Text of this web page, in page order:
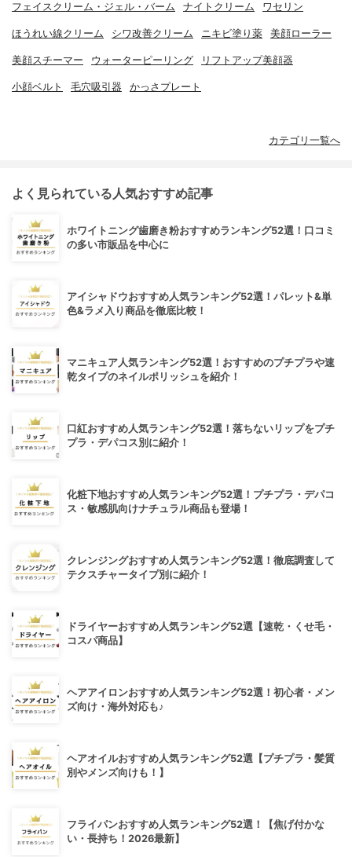
フェイスクリーム・ジェル・バーム ナイトクリーム ワセリン
ほうれい線クリーム シワ改善クリーム ニキビ塗り薬 美顔ローラー
美顔スチーマー ウォーターピーリング リフトアップ美顔器
小顔ベルト 毛穴吸引器 かっさプレート
カテゴリ一覧へ
よく見られている人気おすすめ記事
ホワイトニング歯磨き粉おすすめランキング52選！口コミ
の多い市販品を中心に
アイシャドウおすすめ人気ランキング52選！パレット&単
色&ラメ入り商品を徹底比較！
マニキュア人気ランキング52選！おすすめのプチプラや速
乾タイプのネイルポリッシュを紹介！
口紅おすすめ人気ランキング52選！落ちないリップをプチ
プラ・デパコス別に紹介！
化粧下地おすすめ人気ランキング52選！プチプラ・デパコ
ス・敏感肌向けナチュラル商品も登場！
クレンジングおすすめ人気ランキング52選！徹底調査して
テクスチャータイプ別に紹介！
ドライヤーおすすめ人気ランキング52選【速乾・くせ毛・
コスパ商品】
ヘアアイロンおすすめ人気ランキング52選！初心者・メン
ズ向け・海外対応も♪
ヘアオイルおすすめ人気ランキング52選【プチプラ・髪質
別やメンズ向けも！】
フライパンおすすめ人気ランキング52選！【焦げ付かな
い・長持ち！2026最新】